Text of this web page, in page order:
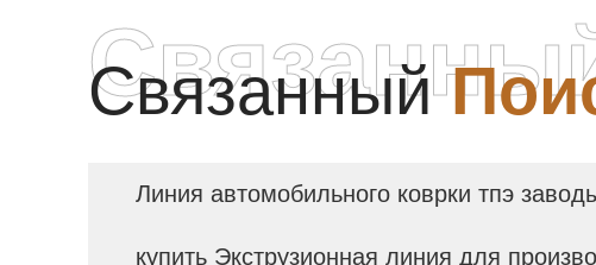
Связанный
Линия автомобильного коврки тпэ
купить Экструзионная линия для